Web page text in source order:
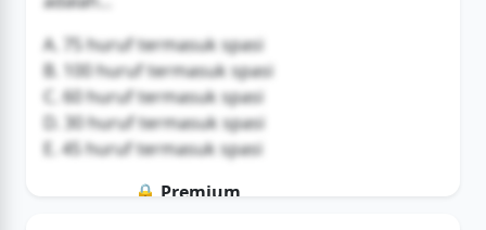
A. 75 huruf termasuk spasi
B. 100 huruf termasuk spasi
C. 60 huruf termasuk spasi
D. 30 huruf termasuk spasi
E. 45 huruf termasuk spasi
🔒 Premium